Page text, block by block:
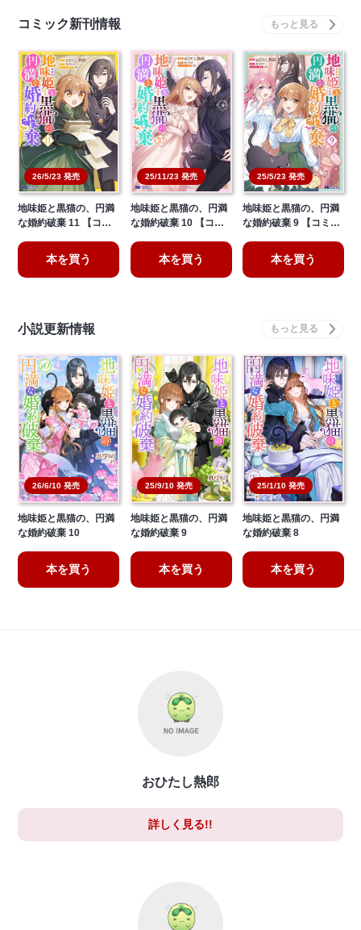
コミック新刊情報
26/5/23 発売
地味姫と黒猫の、円満
な婚約破棄 11 【コ…
本を買う
25/11/23 発売
地味姫と黒猫の、円満
な婚約破棄 10 【コ…
本を買う
25/5/23 発売
地味姫と黒猫の、円満
な婚約破棄 9 【コミ…
本を買う
小説更新情報
26/6/10 発売
地味姫と黒猫の、円満
な婚約破棄 10
本を買う
25/9/10 発売
地味姫と黒猫の、円満
な婚約破棄 9
本を買う
25/1/10 発売
地味姫と黒猫の、円満
な婚約破棄 8
本を買う
おひたし熱郎
詳しく見る!!